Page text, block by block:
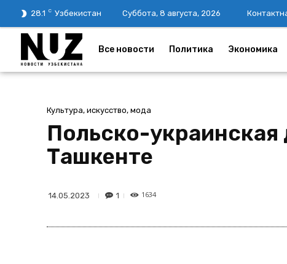
28.1 C Узбекистан Суббота, 8 августа, 2026
Все новости Политика Экономика
Культура, искусство, мода
Польско-украинская
Ташкенте
14.05.2023 1 1634